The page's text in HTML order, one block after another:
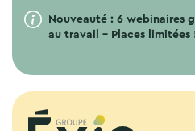
Nouveauté : 6 webinaires
au travail – Places limitées